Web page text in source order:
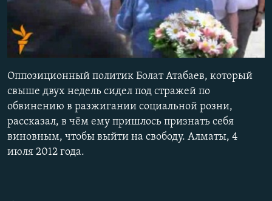
EMBED
Оппозиционный политик Болат Атабаев, который
свыше двух недель сидел под стражей по
обвинению в разжигании социальной розни,
рассказал, в чём ему пришлось признать себя
виновным, чтобы выйти на свободу. Алматы, 4
июля 2012 года.